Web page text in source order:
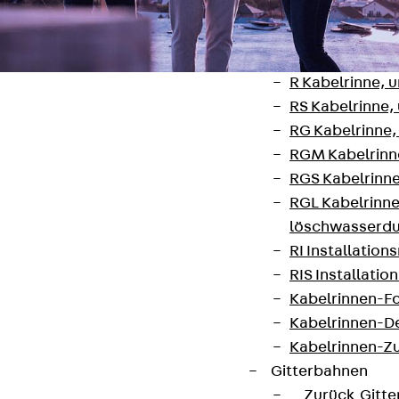
Zurück
Kabelrinnen
Zurück
R Kabelrinne,
RS
RG
RGM
RGS
RGL
RI
RIS
Kabelrinnen-
Kabelrinnen-
Kabelrinnen-
Gitterbahnen
Zurück